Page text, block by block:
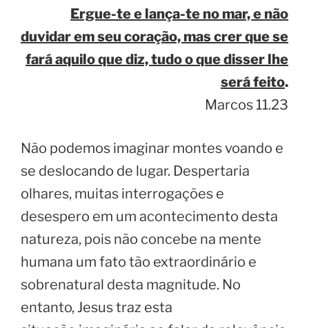
Ergue-te e lança-te no mar, e não
duvidar em seu coração, mas crer que se
fará aquilo que diz, tudo o que disser lhe
será feito.
Marcos 11.23
Não podemos imaginar montes voando e
se deslocando de lugar. Despertaria
olhares, muitas interrogações e
desespero em um acontecimento desta
natureza, pois não concebe na mente
humana um fato tão extraordinário e
sobrenatural desta magnitude. No
entanto, Jesus traz esta